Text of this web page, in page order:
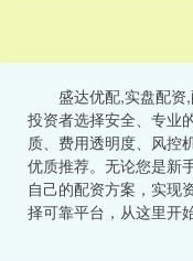
盛达优配,实盘配资
投资者选择安全、专业
质、费用透明度、风控
优质推荐。无论您是新
自己的配资方案，实现
择可靠平台，从这里开